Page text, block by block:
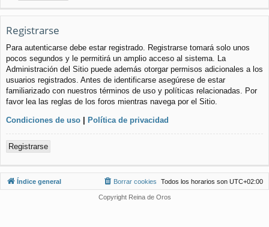
Registrarse
Para autenticarse debe estar registrado. Registrarse tomará solo unos
pocos segundos y le permitirá un amplio acceso al sistema. La
Administración del Sitio puede además otorgar permisos adicionales a los
usuarios registrados. Antes de identificarse asegúrese de estar
familiarizado con nuestros términos de uso y políticas relacionadas. Por
favor lea las reglas de los foros mientras navega por el Sitio.
Condiciones de uso | Política de privacidad
Registrarse
Índice general Todos los horarios son UTC+02:00
Borrar cookies
Copyright Reina de Oros